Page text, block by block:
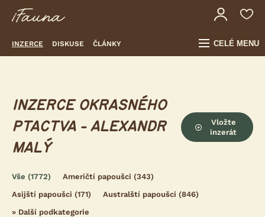
INZERCE DISKUSE ČLÁNKY CELÉ MENU
INZERCE OKRASNÉHO
PTACTVA - ALEXANDR
MALÝ
Vložte
inzerát
Vše (1772) Američtí papoušci (343)
Asijští papoušci (171) Australští papoušci (846)
» Další podkategorie